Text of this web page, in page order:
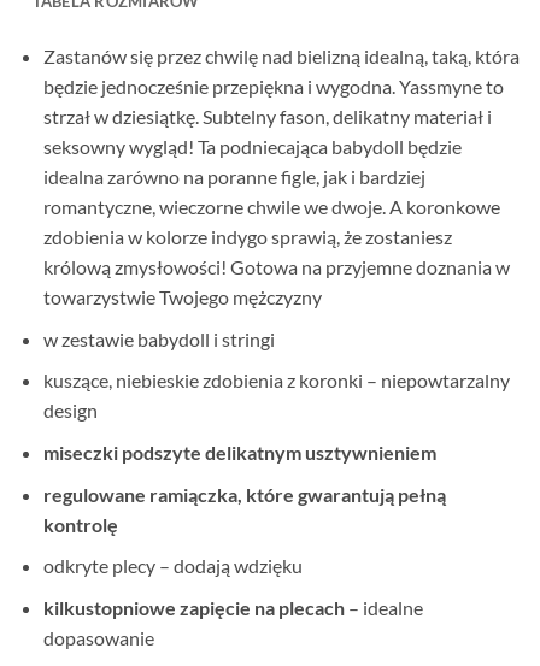
Zastanów się przez chwilę nad bielizną idealną, taką, która
będzie jednocześnie przepiękna i wygodna. Yassmyne to
strzał w dziesiątkę. Subtelny fason, delikatny materiał i
seksowny wygląd! Ta podniecająca babydoll będzie
idealna zarówno na poranne figle, jak i bardziej
romantyczne, wieczorne chwile we dwoje. A koronkowe
zdobienia w kolorze indygo sprawią, że zostaniesz
królową zmysłowości! Gotowa na przyjemne doznania w
towarzystwie Twojego mężczyzny
w zestawie babydoll i stringi
kuszące, niebieskie zdobienia z koronki – niepowtarzalny
design
miseczki podszyte delikatnym usztywnieniem
regulowane ramiączka, które gwarantują pełną
kontrolę
odkryte plecy – dodają wdzięku
kilkustopniowe zapięcie na plecach– idealne
dopasowanie